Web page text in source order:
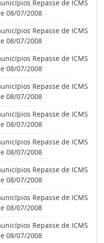
Repasse de ICMS
08/07/2008
Repasse de ICMS
08/07/2008
Repasse de ICMS
08/07/2008
Repasse de ICMS
08/07/2008
Repasse de ICMS
08/07/2008
Repasse de ICMS
08/07/2008
Repasse de ICMS
08/07/2008
Repasse de ICMS
08/07/2008
Repasse de ICMS
08/07/2008